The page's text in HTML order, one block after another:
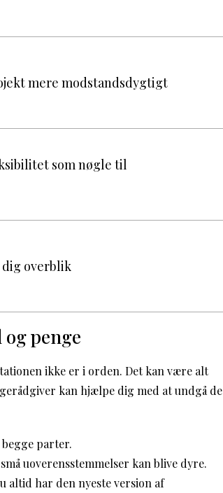
mere modstandsdygtigt
som nøgle til
overblik
penge
ikke er i orden. Det kan være alt
kan hjælpe dig med at undgå de
parter.
uoverensstemmelser kan blive dyre.
altid har den nyeste version af